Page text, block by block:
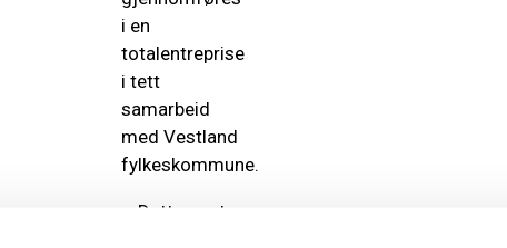
i en
totalentreprise
i tett
samarbeid
med Vestland
fylkeskommune.
– Dette er et